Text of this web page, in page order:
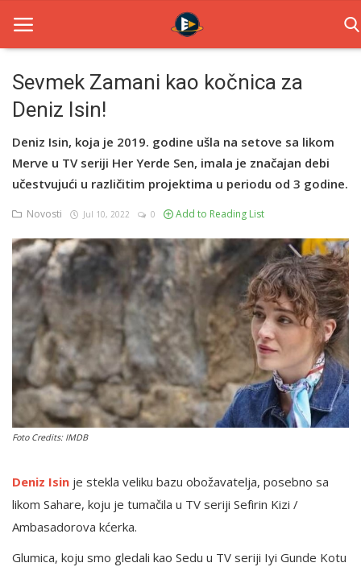
Home
Novosti
TV Serije
Filmovi
Glumci
Contact
Login
Register
English
Sevmek Zamani kao kočnica za
Deniz Isin!
Deniz Isin, koja je 2019. godine ušla na setove sa likom
Merve u TV seriji Her Yerde Sen, imala je značajan debi
učestvujući u različitim projektima u periodu od 3 godine.
Novosti Jul 10, 2022 0 Add to Reading List
Foto Credits: IMDB
Deniz Isin je stekla veliku bazu obožavatelja, posebno sa
likom Sahare, koju je tumačila u TV seriji Sefirin Kizi /
Ambasadorova kćerka.
Glumica, koju smo gledali kao Sedu u TV seriji Iyi Gunde Kotu